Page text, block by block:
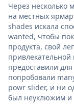
Через несколько
на местных
shades искала
wanted, чтобы
продукта, свой
предоставили
попробовали
powr slider, и ни
был неуклюжим и